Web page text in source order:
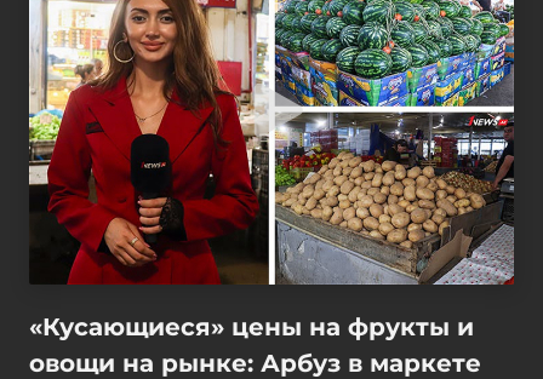
«Кусающиеся» цены на фрукты и
овощи на рынке: Арбуз в маркете